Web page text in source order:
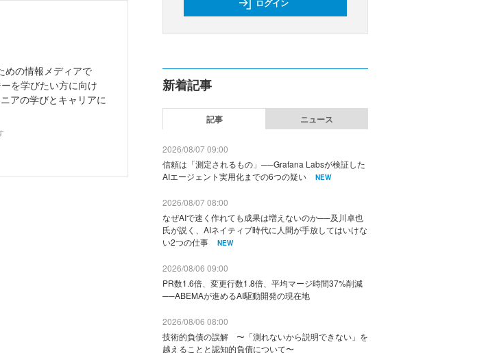
めの情報メディアで
を学びたい方に向け
アの学びとキャリアに
ログイン
新着記事
記事 ニュース
2026/08/07 09:00
信頼は「測定されるもの」──Grafana Labsが検証した
AIエージェント実用化までの6つの疑い
NEW
2026/08/07 08:00
なぜAIで速く作れても成果は増えないのか──及川卓也
氏が説く、AIネイティブ時代に人間が手放してはいけな
い2つの仕事
NEW
2026/08/06 09:00
PR数1.6倍、変更行数1.8倍、平均マージ時間37%削減
──ABEMAが進めるAI駆動開発の現在地
2026/08/06 08:00
技術的負債の誤解 〜「測れないから説明できない」を
越えることと認知的負債について〜